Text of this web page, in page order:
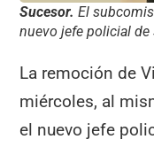
Sucesor. El
nuevo jefe policial de
La remoción de
miércoles, al
el nuevo jefe